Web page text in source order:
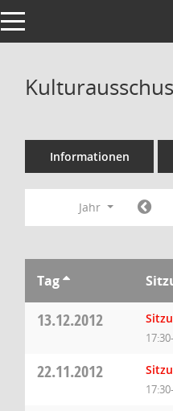
Toggle navigation
Informationen
Jahr
Tag
13.12.2012
22.11.2012